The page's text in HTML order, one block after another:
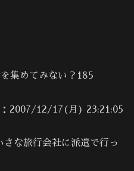
集めてみない？185
：2007/12/17(月) 23:21:05
さな旅行会社に派遣で行っ